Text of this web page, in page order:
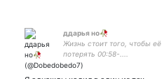
ддарья но🥀
Жизнь стоит того, чтобы её
потерять 00:58-....